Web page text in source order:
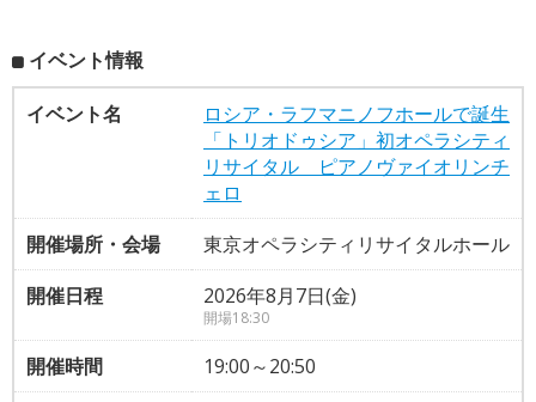
イベント情報
イベント名
ロシア・ラフマニノフホールで誕生
「トリオドゥシア」初オペラシティ
リサイタル ピアノヴァイオリンチ
ェロ
開催場所・会場
東京オペラシティリサイタルホール
開催日程
2026年8月7日(金)
開場18:30
開催時間
19:00～20:50